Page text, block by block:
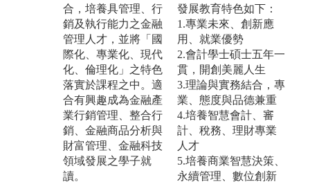
合，培養具管理、行
銷及執行能力之金融
管理人才，並將「國
際化、專業化、現代
化、倫理化」之特色
落實於課程之中。適
合有興趣成為金融產
業行銷管理、整合行
銷、金融商品分析與
財富管理、金融科技
領域發展之學子就
讀。
發展教育特色如下：
1.專業未來、創新應
用、就業優勢
2.會計學士碩士五年一
貫，開創美麗人生
3.理論與實務結合，專
業、態度與品德兼重
4.培養智慧會計、審
計、稅務、理財專業
人才
5.培養商業智慧決策、
永續管理、數位創新